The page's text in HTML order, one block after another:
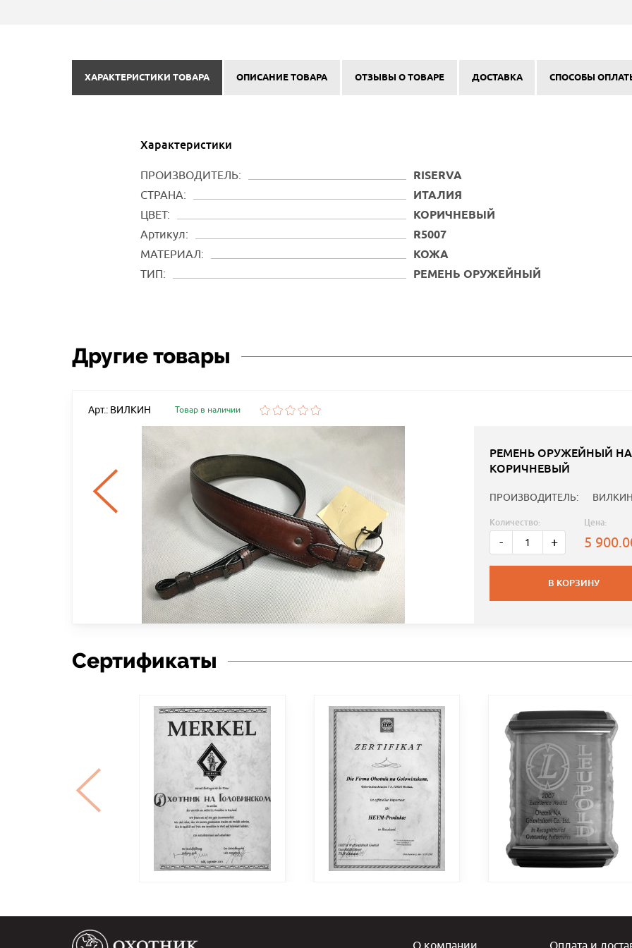
ХАРАКТЕРИСТИКИ ТОВАРА ОПИСАНИЕ ТОВАРА ОТЗЫВЫ О ТОВАРЕ ДОСТАВКА СПОСОБЫ
Характеристики
ПРОИЗВОДИТЕЛЬ: RISERVA
СТРАНА: ИТАЛИЯ
ЦВЕТ: КОРИЧНЕВЫЙ
Артикул: R5007
МАТЕРИАЛ: КОЖА
ТИП: РЕМЕНЬ ОРУЖЕЙНЫЙ
Другие товары
Арт.: ВИЛКИН Товар в наличии
РЕМЕНЬ ОРУЖЕЙНЫЙ
КОРИЧНЕВЫЙ
ПРОИЗВОДИТЕЛЬ:
Количество:
- +
Цена:
5
В КОРЗИНУ
Сертификаты